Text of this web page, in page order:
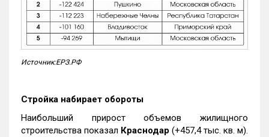
Источник:ЕРЗ.РФ
Стройка набирает обороты
Наибольший прирост объемов жилищного
строительства показал Краснодар (+457,4 тыс. кв. м).